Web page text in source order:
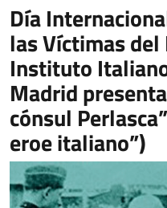
Día
las Víctimas
Instituto
Madrid
cónsul
eroe italiano”)